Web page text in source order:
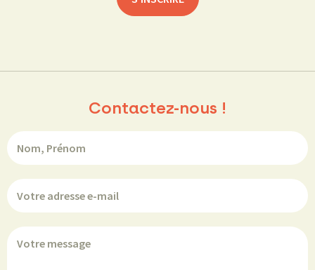
Contactez-nous !